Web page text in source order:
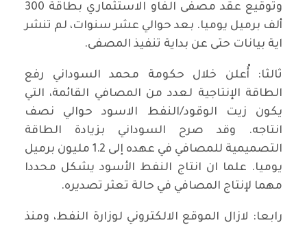
وتوقيع عقد مصفى الفاو الاستثماري بطاقة 300
ألف برميل يوميا. بعد حوالي عشر سنوات، لم تنشر
اية بيانات حتى عن بداية تنفيذ المصفى.
ثالثا: أُعلن خلال حكومة محمد السوداني رفع
الطاقة الإنتاجية لعدد من المصافي القائمة، التي
يكون زيت الوقود/النفط الاسود حوالي نصف
انتاجه. وقد صرح السوداني بزيادة الطاقة
التصميمية للمصافي في عهده إلى 1.2 مليون برميل
يوميا. علما ان انتاج النفط الأسود يشكل محددا
مهما لإنتاج المصافي في حالة تعثر تصديره.
رابعا: لازال الموقع الالكتروني لوزارة النفط، ومنذ